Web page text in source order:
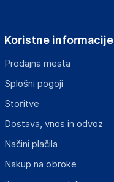
Koristne informacije
Prodajna mesta
Splošni pogoji
Storitve
Dostava, vnos in odvoz
Načini plačila
Nakup na obroke